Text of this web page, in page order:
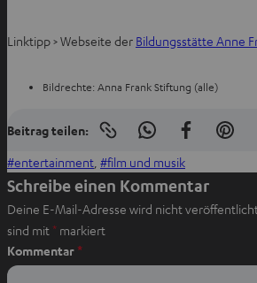
Linktipp > Webseite der Bildungsstätte Anne
Bildrechte: Anna Frank Stiftung (alle)
Beitrag teilen:
Link
die
Zwischenablage
kopieren
I
n
W
h
s
A
u
f
e
I
e
entertainment film und musik
Schreibe einen Kommentar
Deine E-Mail-Adresse wird nicht
sind mit* markiert
Kommentar*